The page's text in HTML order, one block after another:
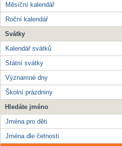
Měsíční kalendář
Roční kalendář
Svátky
Kalendář svátků
Státní svátky
Významné dny
Školní prázdniny
Hledáte jméno
Jména pro děti
Jména dle četnosti